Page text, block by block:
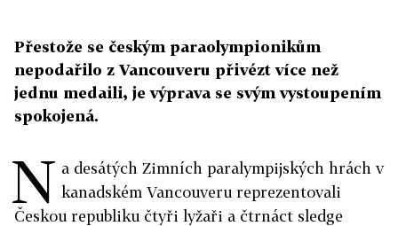
Přestože se českým paraolympionikům
nepodařilo z Vancouveru přivézt více než
jednu medaili, je výprava se svým vystoupením
spokojená.
N a desátých Zimních paralympijských hrách v
kanadském Vancouveru reprezentovali
Českou republiku čtyři lyžaři a čtrnáct sledge